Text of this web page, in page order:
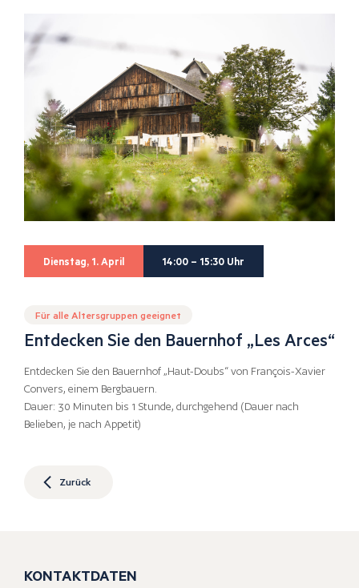
Dienstag, 1. April 14:00 – 15:30 Uhr
Für alle Altersgruppen geeignet
Entdecken Sie den Bauernhof „Les Arces“
Entdecken Sie den Bauernhof „Haut-Doubs“ von François-Xavier
Convers, einem Bergbauern.
Dauer: 30 Minuten bis 1 Stunde, durchgehend (Dauer nach
Belieben, je nach Appetit)
Zurück
KONTAKTDATEN